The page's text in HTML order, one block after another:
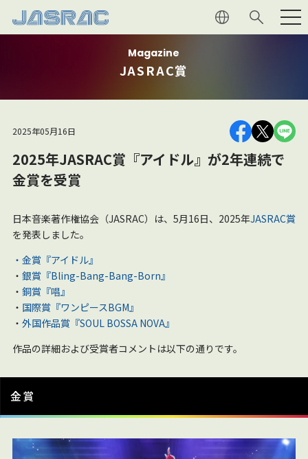
権利者の皆さま
JASRACについて
音楽文化への貢献
マガジン
採用情報
よくあるご質問
Magazine
JASRAC賞
2025年05月16日
2025年JASRAC賞『アイドル』が2年連続で
金賞を受賞
日本音楽著作権協会（JASRAC）は、5月16日、2025年JASRAC賞
を発表しました。
・金賞『アイドル』
・ 銀賞『Bling-Bang-Bang-Born』
・ 銅賞『唱』
・ 国際賞『ワンピースBGM』
・ 外国作品賞『SOUL BOSSA NOVA』
作品の詳細および受賞者コメントは以下の通りです。
金賞